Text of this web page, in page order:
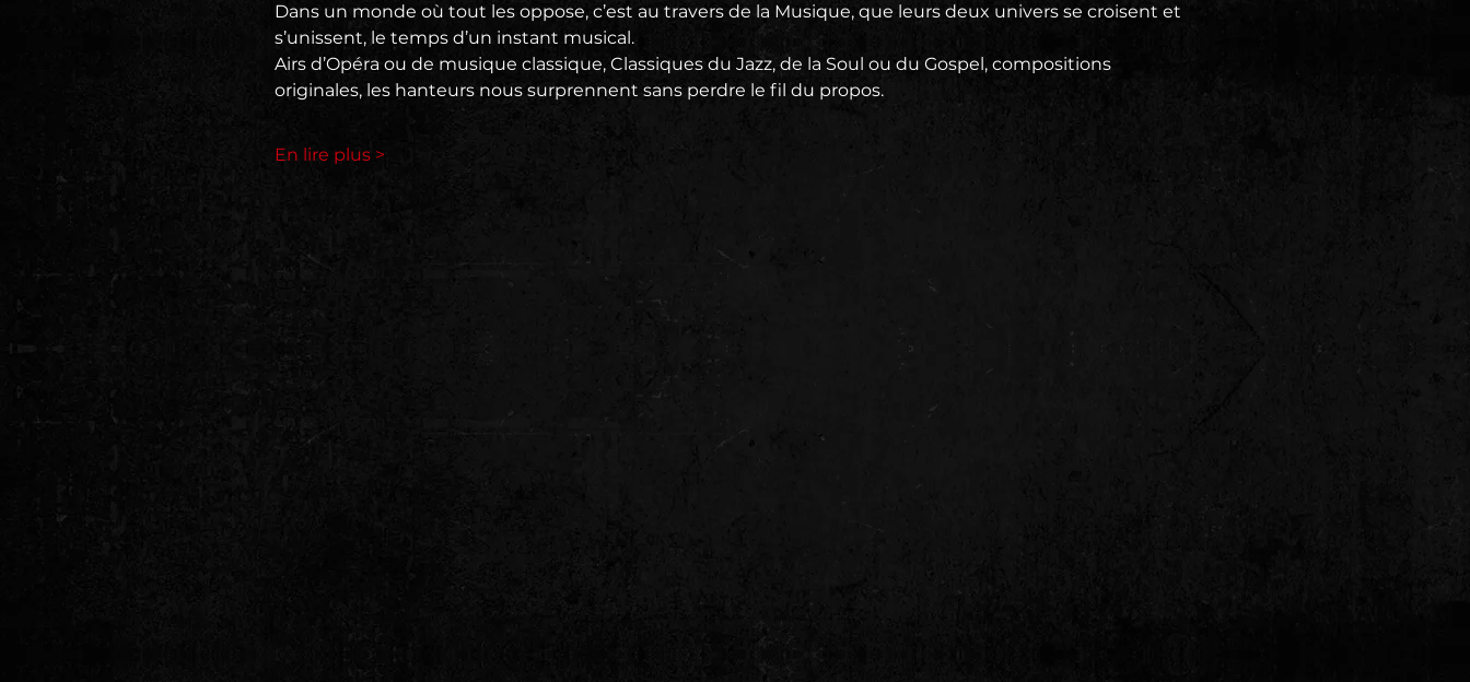
Dans un monde où tout les oppose, c’est au travers de la Musique, que leurs deux univers se croisent et
s’unissent, le temps d’un instant musical.
Airs d’Opéra ou de musique classique, Classiques du Jazz, de la Soul ou du Gospel, compositions
originales, les hanteurs nous surprennent sans perdre le fil du propos.
En lire plus >